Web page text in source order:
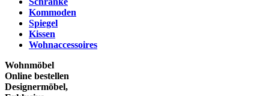
Kommoden
Spiegel
Kissen
Wohnaccessoires
Wohnmöbel
Online bestellen
Designermöbel,